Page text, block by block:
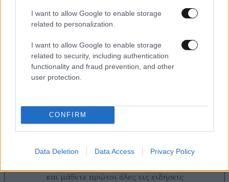
I want to allow Google to enable storage
related to personalization.
I want to allow Google to enable storage
related to security, including authentication
functionality and fraud prevention, and other
user protection.
CONFIRM
Data Deletion Data Access Privacy Policy
και μάθετε πρώτοι όλες τις ειδήσεις